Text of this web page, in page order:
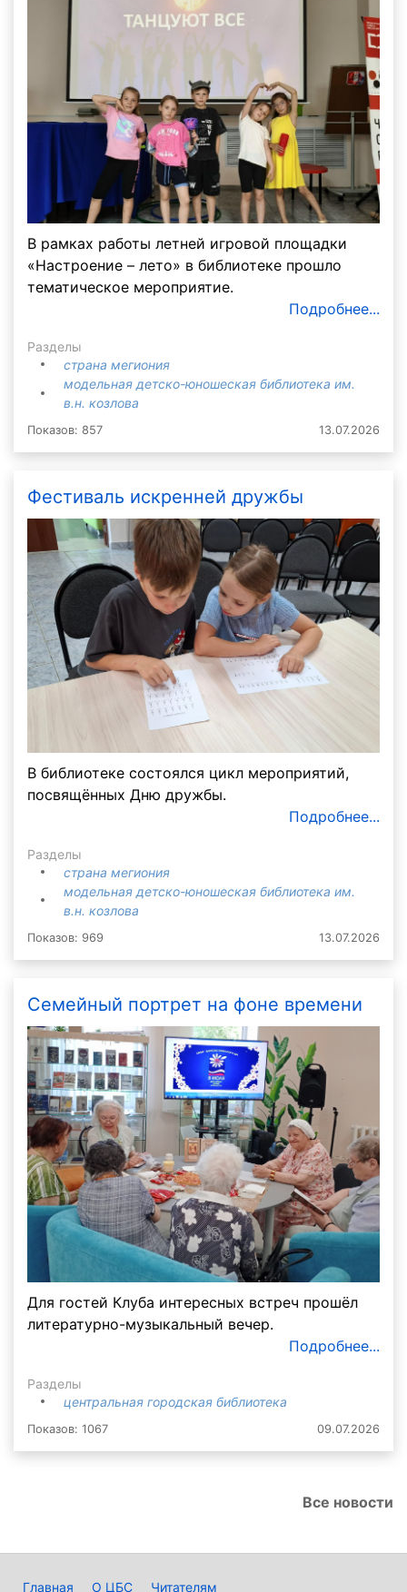
В рамках работы летней игровой площадки
«Настроение – лето» в библиотеке прошло
тематическое мероприятие.
Подробнее...
Разделы
страна мегиония
модельная детско-юношеская библиотека им.
в.н. козлова
Показов: 857 13.07.2026
Фестиваль искренней дружбы
В библиотеке состоялся цикл мероприятий,
посвящённых Дню дружбы.
Подробнее...
Разделы
страна мегиония
модельная детско-юношеская библиотека им.
в.н. козлова
Показов: 969 13.07.2026
Семейный портрет на фоне времени
Для гостей Клуба интересных встреч прошёл
литературно-музыкальный вечер.
Подробнее...
Разделы
центральная городская библиотека
Показов: 1067 09.07.2026
Все новости
Главная О ЦБС Читателям